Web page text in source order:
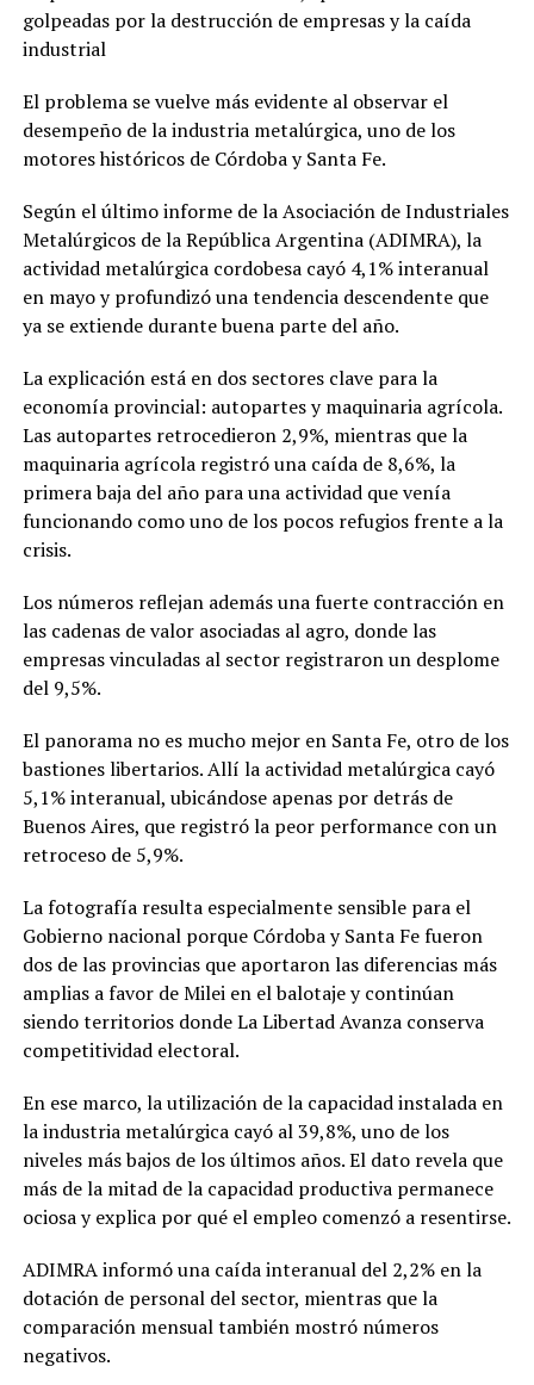
golpeadas por la destrucción de empresas y la caída
industrial
El problema se vuelve más evidente al observar el
desempeño de la industria metalúrgica, uno de los
motores históricos de Córdoba y Santa Fe.
Según el último informe de la Asociación de Industriales
Metalúrgicos de la República Argentina (ADIMRA), la
actividad metalúrgica cordobesa cayó 4,1% interanual
en mayo y profundizó una tendencia descendente que
ya se extiende durante buena parte del año.
La explicación está en dos sectores clave para la
economía provincial: autopartes y maquinaria agrícola.
Las autopartes retrocedieron 2,9%, mientras que la
maquinaria agrícola registró una caída de 8,6%, la
primera baja del año para una actividad que venía
funcionando como uno de los pocos refugios frente a la
crisis.
Los números reflejan además una fuerte contracción en
las cadenas de valor asociadas al agro, donde las
empresas vinculadas al sector registraron un desplome
del 9,5%.
El panorama no es mucho mejor en Santa Fe, otro de los
bastiones libertarios. Allí la actividad metalúrgica cayó
5,1% interanual, ubicándose apenas por detrás de
Buenos Aires, que registró la peor performance con un
retroceso de 5,9%.
La fotografía resulta especialmente sensible para el
Gobierno nacional porque Córdoba y Santa Fe fueron
dos de las provincias que aportaron las diferencias más
amplias a favor de Milei en el balotaje y continúan
siendo territorios donde La Libertad Avanza conserva
competitividad electoral.
En ese marco, la utilización de la capacidad instalada en
la industria metalúrgica cayó al 39,8%, uno de los
niveles más bajos de los últimos años. El dato revela que
más de la mitad de la capacidad productiva permanece
ociosa y explica por qué el empleo comenzó a resentirse.
ADIMRA informó una caída interanual del 2,2% en la
dotación de personal del sector, mientras que la
comparación mensual también mostró números
negativos.